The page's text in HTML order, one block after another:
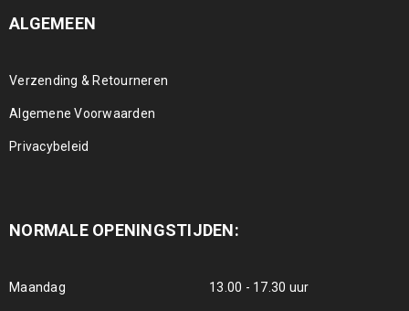
ALGEMEEN
Verzending & Retourneren
Algemene Voorwaarden
Privacybeleid
NORMALE OPENINGSTIJDEN:
Maandag 13.00 - 17.30 uur